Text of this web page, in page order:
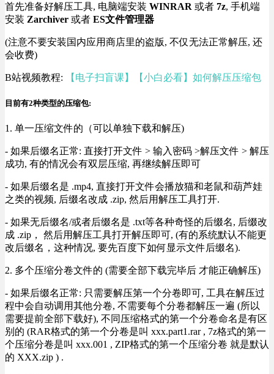
首先准备好解压工具, 电脑端安装 WINRAR 或者 7z, 手机端
安装 Zarchiver 或者 ES文件管理器
(注意不要安装国内应用商店里的盗版, 不仅无法正常解压, 还
会收费)
B站视频教程: 【电子扫盲课】【小白必看】如何解压压缩包
目前有2种类型的压缩包:
1. 单一压缩文件的（可以单独下载和解压)
- 如果后缀名正常: 直接打开文件 > 输入密码 >解压文件 > 解压
成功, 有的情况会有双层压缩, 再继续解压即可
- 如果后缀名是 .mp4, 直接打开文件会播放猫和老鼠和葫芦娃
之类的视频, 后缀名改成 .zip, 然后用解压工具打开.
- 如果无后缀名/或者后缀名是 .txt等各种奇怪的后缀名, 后缀改
成 .zip， 然后用解压工具打开解压即可, (有的系统默认不能更
改后缀名，这种情况, 要先百度下如何显示文件后缀名).
2. 多个压缩分卷文件的 (需要全部下载完毕后 才能正确解压)
- 如果后缀名正常: 只需要解压第一个分卷即可, 工具在解压过
程中会自动调用其他分卷, 不需要每个分卷都解压一遍 (所以
需要提前全部下载好), 不同压缩格式的第一个分卷命名是有区
别的 (RAR格式的第一个分卷是叫 xxx.part1.rar , 7z格式的第一
个压缩分卷是叫 xxx.001 , ZIP格式的第一个压缩分卷 就是默认
的 XXX.zip ) .